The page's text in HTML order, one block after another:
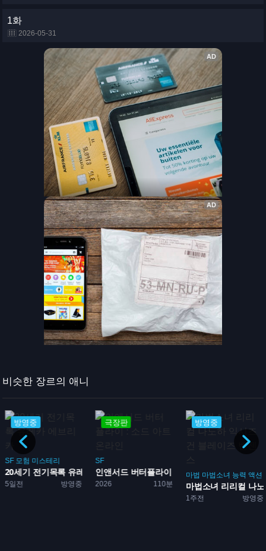
1화
2026-05-31
비슷한 장르의 애니
방영중
SF 모험 미스테리
5일전 방영중
20세기 전기목록 유레카 에...
극장판
SF
2026 110분
인앤서드 버터플라이 : 소드...
방영중
마법 마법소녀 능력 액션
1주전 방영중
마법소녀 리리컬 나